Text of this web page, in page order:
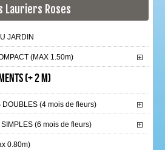
Lauriers Roses
JARDIN
(MAX 1.50m)
(+ 2 m)
DOUBLES (4 mois de fleurs)
(6 mois de fleurs)
0.80m)